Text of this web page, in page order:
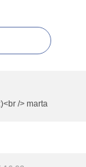
/> marta